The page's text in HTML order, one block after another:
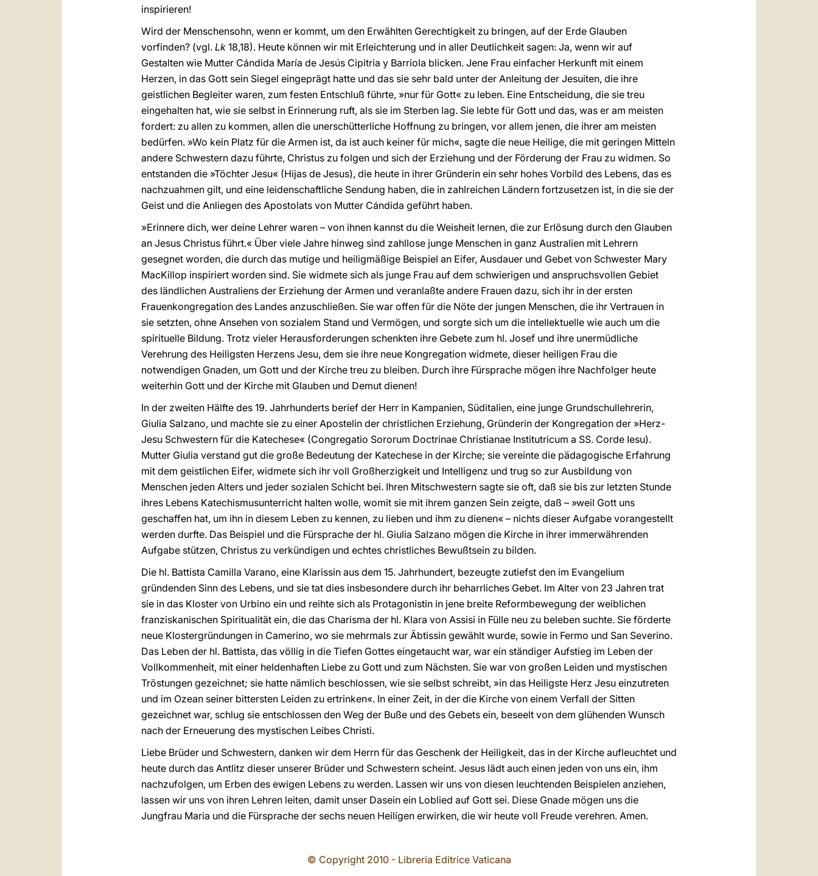
inspirieren!
Wird der Menschensohn, wenn er kommt, um den Erwählten Gerechtigkeit zu bringen, auf der Erde Glauben
vorfinden? (vgl. Lk 18,18). Heute können wir mit Erleichterung und in aller Deutlichkeit sagen: Ja, wenn wir auf
Gestalten wie Mutter Cándida María de Jesús Cipitria y Barriola blicken. Jene Frau einfacher Herkunft mit einem
Herzen, in das Gott sein Siegel eingeprägt hatte und das sie sehr bald unter der Anleitung der Jesuiten, die ihre
geistlichen Begleiter waren, zum festen Entschluß führte, »nur für Gott« zu leben. Eine Entscheidung, die sie treu
eingehalten hat, wie sie selbst in Erinnerung ruft, als sie im Sterben lag. Sie lebte für Gott und das, was er am meisten
fordert: zu allen zu kommen, allen die unerschütterliche Hoffnung zu bringen, vor allem jenen, die ihrer am meisten
bedürfen. »Wo kein Platz für die Armen ist, da ist auch keiner für mich«, sagte die neue Heilige, die mit geringen Mitteln
andere Schwestern dazu führte, Christus zu folgen und sich der Erziehung und der Förderung der Frau zu widmen. So
entstanden die »Töchter Jesu« (Hijas de Jesus), die heute in ihrer Gründerin ein sehr hohes Vorbild des Lebens, das es
nachzuahmen gilt, und eine leidenschaftliche Sendung haben, die in zahlreichen Ländern fortzusetzen ist, in die sie der
Geist und die Anliegen des Apostolats von Mutter Cándida geführt haben.
»Erinnere dich, wer deine Lehrer waren – von ihnen kannst du die Weisheit lernen, die zur Erlösung durch den Glauben
an Jesus Christus führt.« Über viele Jahre hinweg sind zahllose junge Menschen in ganz Australien mit Lehrern
gesegnet worden, die durch das mutige und heiligmäßige Beispiel an Eifer, Ausdauer und Gebet von Schwester Mary
MacKillop inspiriert worden sind. Sie widmete sich als junge Frau auf dem schwierigen und anspruchsvollen Gebiet
des ländlichen Australiens der Erziehung der Armen und veranlaßte andere Frauen dazu, sich ihr in der ersten
Frauenkongregation des Landes anzuschließen. Sie war offen für die Nöte der jungen Menschen, die ihr Vertrauen in
sie setzten, ohne Ansehen von sozialem Stand und Vermögen, und sorgte sich um die intellektuelle wie auch um die
spirituelle Bildung. Trotz vieler Herausforderungen schenkten ihre Gebete zum hl. Josef und ihre unermüdliche
Verehrung des Heiligsten Herzens Jesu, dem sie ihre neue Kongregation widmete, dieser heiligen Frau die
notwendigen Gnaden, um Gott und der Kirche treu zu bleiben. Durch ihre Fürsprache mögen ihre Nachfolger heute
weiterhin Gott und der Kirche mit Glauben und Demut dienen!
In der zweiten Hälfte des 19. Jahrhunderts berief der Herr in Kampanien, Süditalien, eine junge Grundschullehrerin,
Giulia Salzano, und machte sie zu einer Apostelin der christlichen Erziehung, Gründerin der Kongregation der »Herz-
Jesu Schwestern für die Katechese« (Congregatio Sororum Doctrinae Christianae Institutricum a SS. Corde Iesu).
Mutter Giulia verstand gut die große Bedeutung der Katechese in der Kirche; sie vereinte die pädagogische Erfahrung
mit dem geistlichen Eifer, widmete sich ihr voll Großherzigkeit und Intelligenz und trug so zur Ausbildung von
Menschen jeden Alters und jeder sozialen Schicht bei. Ihren Mitschwestern sagte sie oft, daß sie bis zur letzten Stunde
ihres Lebens Katechismusunterricht halten wolle, womit sie mit ihrem ganzen Sein zeigte, daß – »weil Gott uns
geschaffen hat, um ihn in diesem Leben zu kennen, zu lieben und ihm zu dienen« – nichts dieser Aufgabe vorangestellt
werden durfte. Das Beispiel und die Fürsprache der hl. Giulia Salzano mögen die Kirche in ihrer immerwährenden
Aufgabe stützen, Christus zu verkündigen und echtes christliches Bewußtsein zu bilden.
Die hl. Battista Camilla Varano, eine Klarissin aus dem 15. Jahrhundert, bezeugte zutiefst den im Evangelium
gründenden Sinn des Lebens, und sie tat dies insbesondere durch ihr beharrliches Gebet. Im Alter von 23 Jahren trat
sie in das Kloster von Urbino ein und reihte sich als Protagonistin in jene breite Reformbewegung der weiblichen
franziskanischen Spiritualität ein, die das Charisma der hl. Klara von Assisi in Fülle neu zu beleben suchte. Sie förderte
neue Klostergründungen in Camerino, wo sie mehrmals zur Äbtissin gewählt wurde, sowie in Fermo und San Severino.
Das Leben der hl. Battista, das völlig in die Tiefen Gottes eingetaucht war, war ein ständiger Aufstieg im Leben der
Vollkommenheit, mit einer heldenhaften Liebe zu Gott und zum Nächsten. Sie war von großen Leiden und mystischen
Tröstungen gezeichnet; sie hatte nämlich beschlossen, wie sie selbst schreibt, »in das Heiligste Herz Jesu einzutreten
und im Ozean seiner bittersten Leiden zu ertrinken«. In einer Zeit, in der die Kirche von einem Verfall der Sitten
gezeichnet war, schlug sie entschlossen den Weg der Buße und des Gebets ein, beseelt von dem glühenden Wunsch
nach der Erneuerung des mystischen Leibes Christi.
Liebe Brüder und Schwestern, danken wir dem Herrn für das Geschenk der Heiligkeit, das in der Kirche aufleuchtet und
heute durch das Antlitz dieser unserer Brüder und Schwestern scheint. Jesus lädt auch einen jeden von uns ein, ihm
nachzufolgen, um Erben des ewigen Lebens zu werden. Lassen wir uns von diesen leuchtenden Beispielen anziehen,
lassen wir uns von ihren Lehren leiten, damit unser Dasein ein Loblied auf Gott sei. Diese Gnade mögen uns die
Jungfrau Maria und die Fürsprache der sechs neuen Heiligen erwirken, die wir heute voll Freude verehren. Amen.
© Copyright 2010 - Libreria Editrice Vaticana